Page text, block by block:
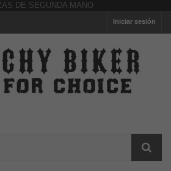
Iniciar sesión